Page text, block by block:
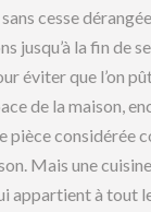
cesse
jusqu’à la fin de
éviter que l’on
de la maison,
pièce considérée
Mais une
appartient à tout